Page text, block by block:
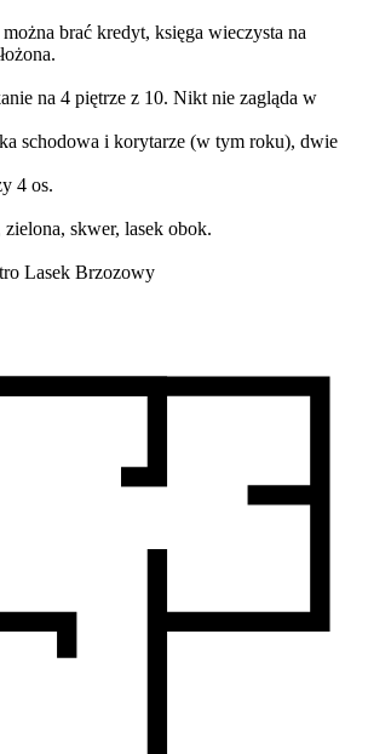
brać kredyt, księga wieczysta na
na 4 piętrze z 10. Nikt nie zagląda w
schodowa i korytarze (w tym roku), dwie
4 os.
skwer, lasek obok.
Lasek Brzozowy